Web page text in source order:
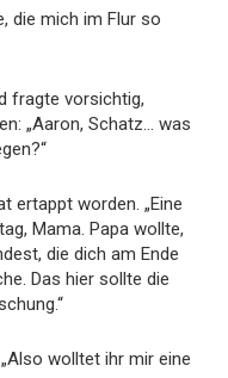
die mich im Flur so
fragte vorsichtig,
„Aaron, Schatz… was
ertappt worden. „Eine
Mama. Papa wollte,
die dich am Ende
Das hier sollte die
wolltet ihr mir eine